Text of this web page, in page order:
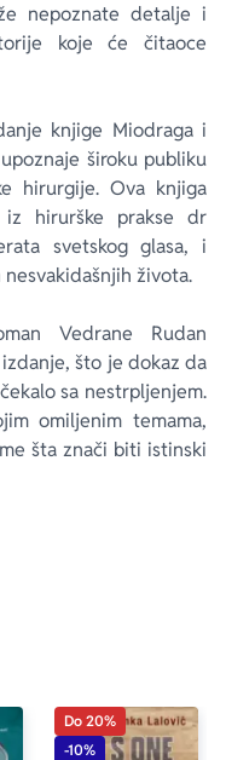
nepoznate detalje i
koje će čitaoce
knjige Miodraga i
upoznaje široku publiku
hirurgije. Ova knjiga
iz hirurške prakse dr
svetskog glasa, i
života.
Vedrane Rudan
što je dokaz da
sa nestrpljenjem.
omiljenim temama,
šta znači biti istinski
Do 20%
-10%